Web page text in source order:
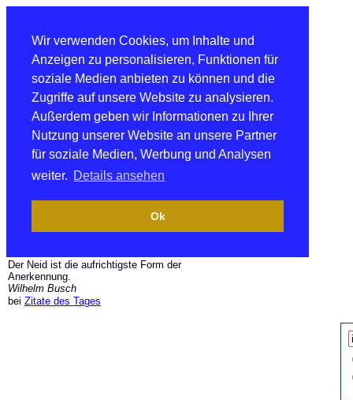
Wir verwenden Cookies, um Inhalte und
Anzeigen zu personalisieren, Funktionen für
soziale Medien anbieten zu können und die
Zugriffe auf unsere Website zu analysieren.
Außerdem geben wir Informationen zu Ihrer
Nutzung unserer Website an unsere Partner
für soziale Medien, Werbung und Analysen
weiter. Details ansehen
Ok
Der Neid ist die aufrichtigste Form der
Anerkennung.
Wilhelm Busch
bei Zitate des Tages